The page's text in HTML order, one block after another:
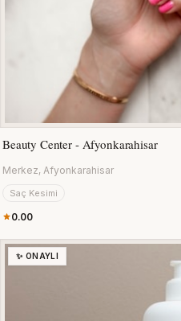
Beauty Center - Afyonkarahisar
Merkez, Afyonkarahisar
Saç Kesimi
0.00
✨ ONAYLI